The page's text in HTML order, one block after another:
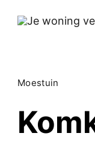
Moestuin